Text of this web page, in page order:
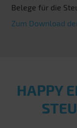
Belege für die
Zum Download
HAPPY